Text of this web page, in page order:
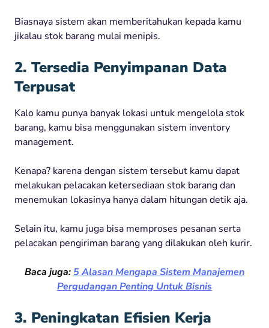
Biasnaya sistem akan memberitahukan kepada kamu
jikalau stok barang mulai menipis.
2. Tersedia Penyimpanan Data
Terpusat
Kalo kamu punya banyak lokasi untuk mengelola stok
barang, kamu bisa menggunakan sistem inventory
management.
Kenapa? karena dengan sistem tersebut kamu dapat
melakukan pelacakan ketersediaan stok barang dan
menemukan lokasinya hanya dalam hitungan detik aja.
Selain itu, kamu juga bisa memproses pesanan serta
pelacakan pengiriman barang yang dilakukan oleh kurir.
Baca juga: 5 Alasan Mengapa Sistem Manajemen
Pergudangan Penting Untuk Bisnis
3. Peningkatan Efisien Kerja